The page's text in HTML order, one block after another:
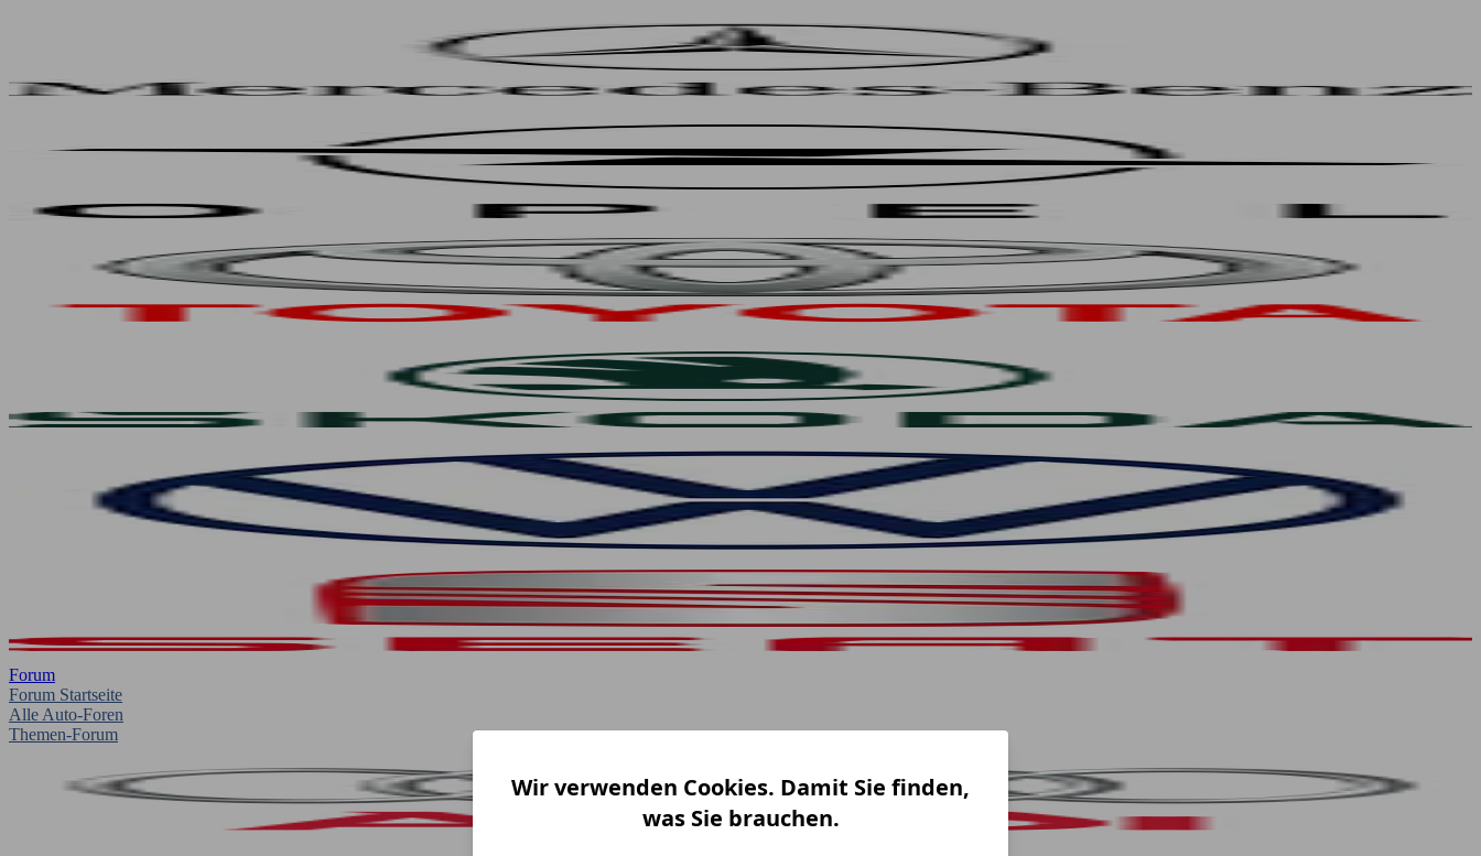
Forum
Forum Startseite
Alle Auto-Foren
Themen-Forum
Wir verwenden Cookies. Damit Sie finden,
was Sie brauchen.